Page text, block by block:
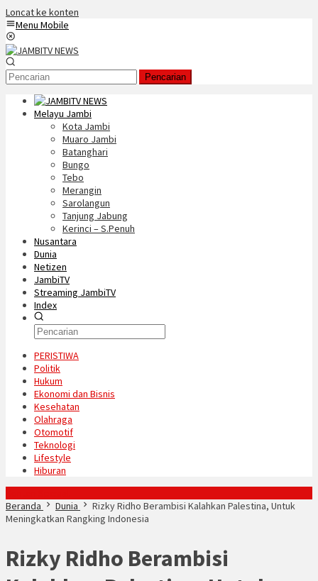
Loncat ke konten
Menu Mobile
Pencarian
Melayu Jambi
Kota Jambi
Muaro Jambi
Batanghari
Bungo
Tebo
Merangin
Sarolangun
Tanjung Jabung
Kerinci – S.Penuh
Nusantara
Dunia
Netizen
JambiTV
Streaming JambiTV
Index
PERISTIWA
Politik
Hukum
Ekonomi dan Bisnis
Kesehatan
Olahraga
Otomotif
Teknologi
Lifestyle
Hiburan
Beranda
Dunia
Rizky Ridho Berambisi Kalahkan Palestina, Untuk
Meningkatkan Rangking Indonesia
Rizky Ridho Berambisi